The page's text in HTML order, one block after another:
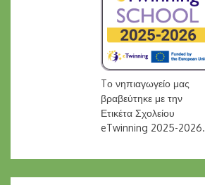
Tο νηπιαγωγείο μας
βραβεύτηκε με την
Ετικέτα Σχολείου
eTwinning 2025-2026.